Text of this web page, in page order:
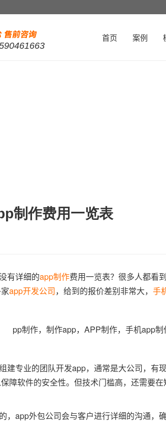
首页 案例
制作费用一览表
有详细的app制作费用一览表？很多人都看
app开发公司，给到的报价差别非常大， 手
建专业的团队开发app，通常是大公司，有
障软件的安全性。但技术门槛高，还需要
，app外包公司会与客户进行详细的沟通，